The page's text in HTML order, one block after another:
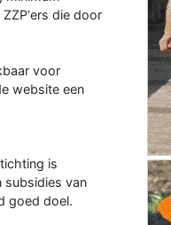
die door
voor
website een
is
subsidies van
goed doel.